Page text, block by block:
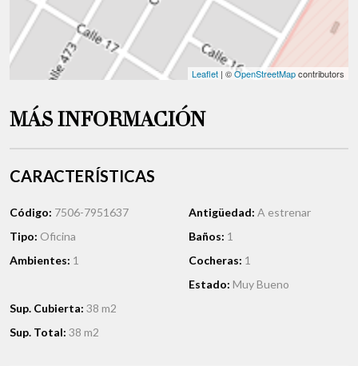
Leaflet | ©OpenStreetMapcontributors
MÁS INFORMACIÓN
CARACTERÍSTICAS
Código: 7506-7951637
Tipo: Oficina
Ambientes: 1
Antigüedad: A estrenar
Baños: 1
Cocheras: 1
Estado: Muy Bueno
Sup. Cubierta: 38 m2
Sup. Total: 38 m2